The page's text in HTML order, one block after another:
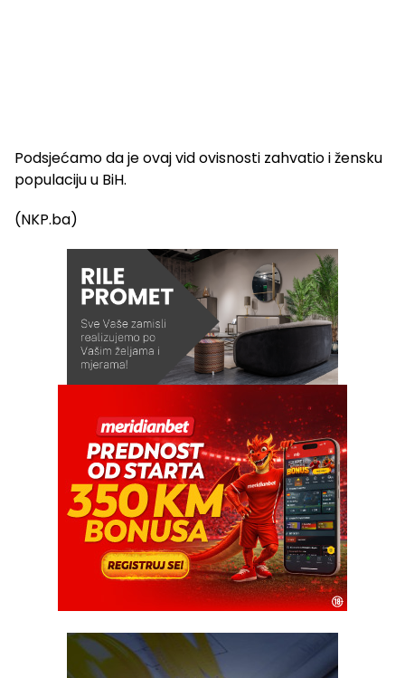
Podsjećamo da je ovaj vid ovisnosti zahvatio i žensku
populaciju u BiH.
(NKP.ba)